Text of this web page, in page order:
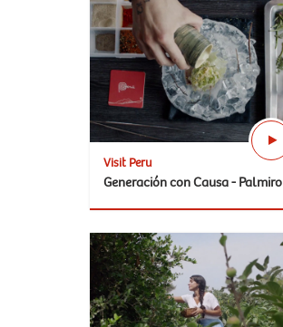
Visit Peru
Generación con Causa - Palmiro